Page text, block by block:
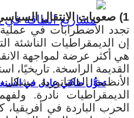
تحوُّل طاقي عادل في
1) صعوبات الانتقال السياسي
تجدد الاضطرابات في
إن الديمقراطيات الناشئة
هي أكثر عرضة لمواجهة
القديمة الراسخة. تاريخيًا،
الأنظمة الدكتاتورية
الديمقراطيات نادرة.
الحرب الباردة في